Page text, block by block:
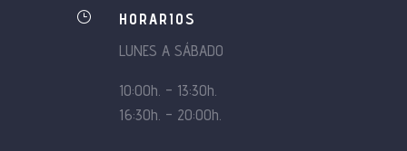
}
HORARIOS
LUNES A SÁBADO
10:00h. – 13:30h.
16:30h. – 20:00h.